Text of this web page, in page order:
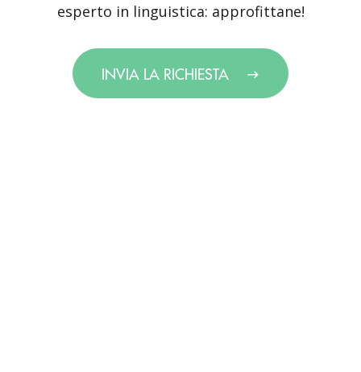
esperto in linguistica: approfittane!
INVIA LA RICHIESTA